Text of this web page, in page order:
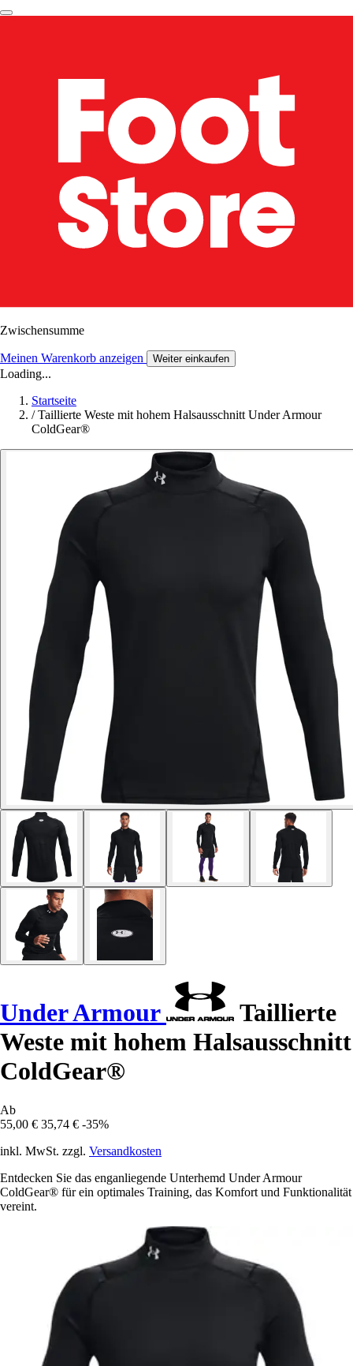
Zwischensumme
Meinen Warenkorb anzeigen Weiter einkaufen
Loading...
Startseite
/ Taillierte Weste mit hohem Halsausschnitt Under Armour
ColdGear®
Under Armour
Taillierte
Weste mit hohem Halsausschnitt
ColdGear®
Ab
55,00 € 35,74 € -35%
inkl. MwSt. zzgl. Versandkosten
Entdecken Sie das enganliegende Unterhemd Under Armour
ColdGear® für ein optimales Training, das Komfort und Funktionalität
vereint.